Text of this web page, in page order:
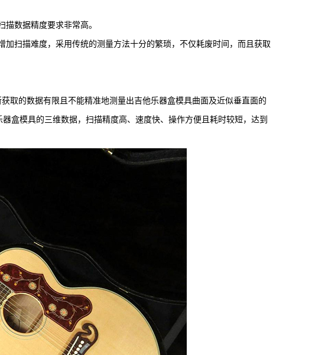
数据精度要求非常高。
扫描难度，采用传统的测量方法十分的繁琐，不仅耗废时间，而且获取
的数据有限且不能精准地测量出吉他乐器盒模具曲面及近似垂直面的
盒模具的三维数据，扫描精度高、速度快、操作方便且耗时较短，达到